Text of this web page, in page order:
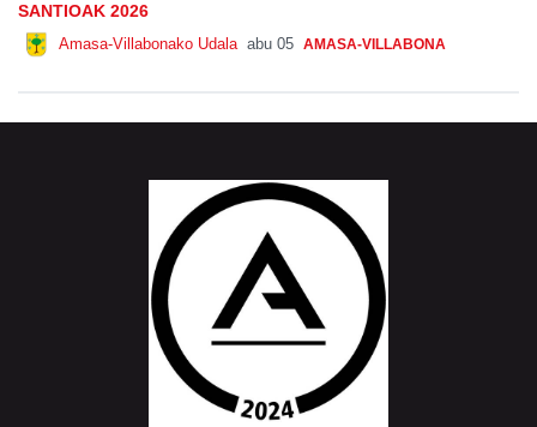
SANTIOAK 2026
Amasa-Villabonako Udala abu 05 AMASA-VILLABONA